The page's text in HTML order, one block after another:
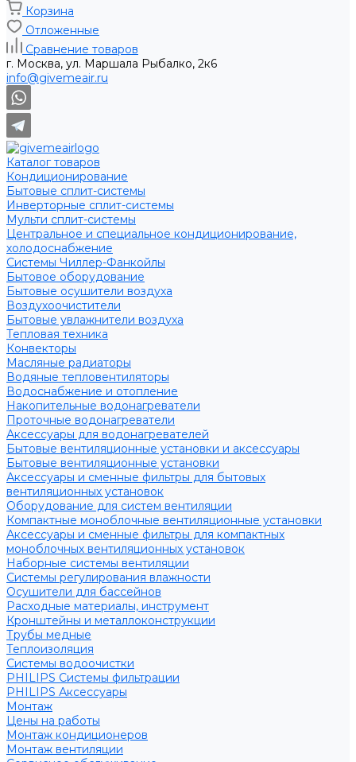
Корзина
Отложенные
Сравнение товаров
г. Москва, ул. Маршала Рыбалко, 2к6
info@givemeair.ru
Каталог товаров
Кондиционирование
Бытовые сплит-системы
Инверторные сплит-системы
Мульти сплит-системы
Центральное и специальное кондиционирование,
холодоснабжение
Системы Чиллер-Фанкойлы
Бытовое оборудование
Бытовые осушители воздуха
Воздухоочистители
Бытовые увлажнители воздуха
Тепловая техника
Конвекторы
Масляные радиаторы
Водяные тепловентиляторы
Водоснабжение и отопление
Накопительные водонагреватели
Проточные водонагреватели
Аксессуары для водонагревателей
Бытовые вентиляционные установки и аксессуары
Бытовые вентиляционные установки
Аксессуары и сменные фильтры для бытовых
вентиляционных установок
Оборудование для систем вентиляции
Компактные моноблочные вентиляционные установки
Аксессуары и сменные фильтры для компактных
моноблочных вентиляционных установок
Наборные системы вентиляции
Системы регулирования влажности
Осушители для бассейнов
Расходные материалы, инструмент
Кронштейны и металлоконструкции
Трубы медные
Теплоизоляция
Системы водоочистки
PHILIPS Системы фильтрации
PHILIPS Аксессуары
Монтаж
Цены на работы
Монтаж кондиционеров
Монтаж вентиляции